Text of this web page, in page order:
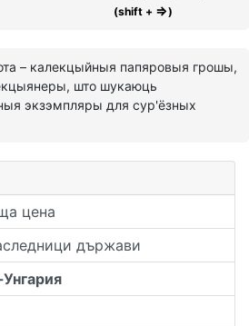
цена
държави
(shift + ⇒)
– калекцыйныя папяровыя грошы,
што шукаюць
экзэмпляры для сур'ёзных